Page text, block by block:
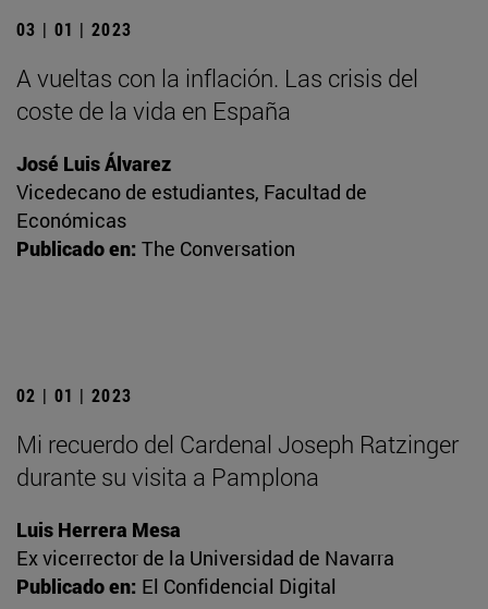
03 | 01 | 2023
A vueltas con la inflación. Las crisis del
coste de la vida en España
José Luis Álvarez
Vicedecano de estudiantes, Facultad de
Económicas
Publicado en: The Conversation
02 | 01 | 2023
Mi recuerdo del Cardenal Joseph Ratzinger
durante su visita a Pamplona
Luis Herrera Mesa
Ex vicerrector de la Universidad de Navarra
Publicado en: El Confidencial Digital